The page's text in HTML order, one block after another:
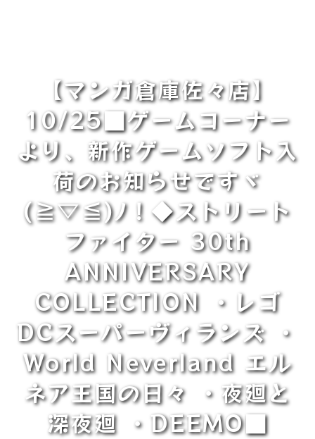
【マンガ倉庫佐々店】
10/25■ゲームコーナー
より、新作ゲームソフト入
荷のお知らせですヾ
(≧▽≦)ﾉ！◆ストリート
ファイター 30th
ANNIVERSARY
COLLECTION ・レゴ
DCスーパーヴィランズ ・
World Neverland エル
ネア王国の日々 ・夜廻と
深夜廻 ・DEEMO■